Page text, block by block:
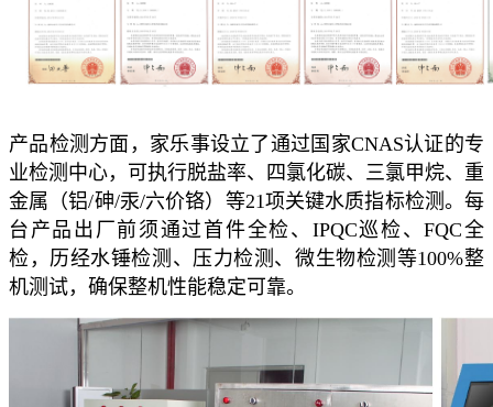
产品检测方面，家乐事设立了通过国家CNAS认证的专
业检测中心，可执行脱盐率、四氯化碳、三氯甲烷、重
金属（铝/砷/汞/六价铬）等21项关键水质指标检测。每
台产品出厂前须通过首件全检、IPQC巡检、FQC全
检，历经水锤检测、压力检测、微生物检测等100%整
机测试，确保整机性能稳定可靠。